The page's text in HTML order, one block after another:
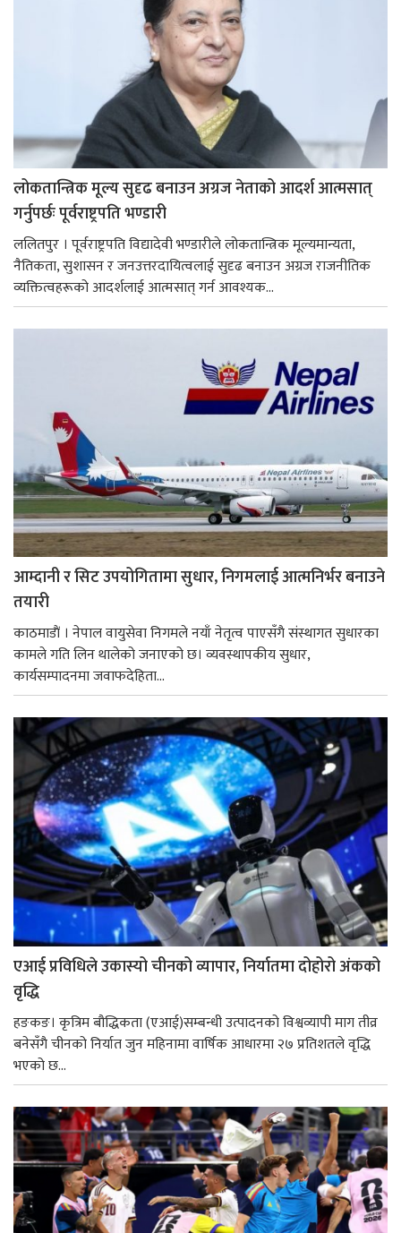
लोकतान्त्रिक मूल्य सुदृढ बनाउन अग्रज नेताको आदर्श आत्मसात्
गर्नुपर्छः पूर्वराष्ट्रपति भण्डारी
ललितपुर । पूर्वराष्ट्रपति विद्यादेवी भण्डारीले लोकतान्त्रिक मूल्यमान्यता,
नैतिकता, सुशासन र जनउत्तरदायित्वलाई सुदृढ बनाउन अग्रज राजनीतिक
व्यक्तित्वहरूको आदर्शलाई आत्मसात् गर्न आवश्यक...
आम्दानी र सिट उपयोगितामा सुधार, निगमलाई आत्मनिर्भर बनाउने
तयारी
काठमाडाैं । नेपाल वायुसेवा निगमले नयाँ नेतृत्व पाएसँगै संस्थागत सुधारका
कामले गति लिन थालेको जनाएको छ। व्यवस्थापकीय सुधार,
कार्यसम्पादनमा जवाफदेहिता...
एआई प्रविधिले उकास्यो चीनको व्यापार, निर्यातमा दोहोरो अंकको
वृद्धि
हङकङ। कृत्रिम बौद्धिकता (एआई)सम्बन्धी उत्पादनको विश्वव्यापी माग तीव्र
बनेसँगै चीनको निर्यात जुन महिनामा वार्षिक आधारमा २७ प्रतिशतले वृद्धि
भएको छ...